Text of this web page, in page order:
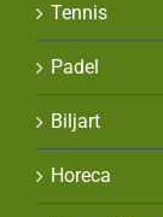
Tennis
Padel
Biljart
Horeca